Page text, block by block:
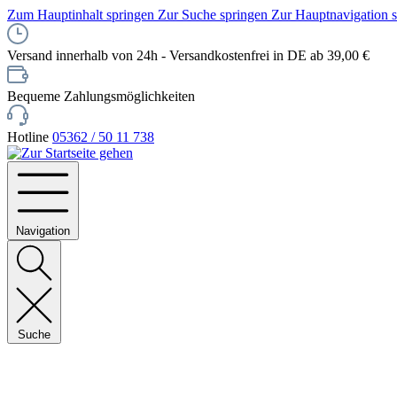
Zum Hauptinhalt springen Zur Suche springen Zur Hauptnavigation
Versand innerhalb von 24h - Versandkostenfrei in DE ab 39,00 €
Bequeme Zahlungsmöglichkeiten
Hotline 05362 / 50 11 738
Navigation
Suche